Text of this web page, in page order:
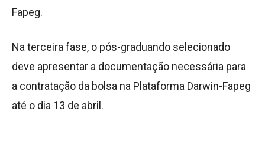
Fapeg.
Na terceira fase, o pós-graduando selecionado
deve apresentar a documentação necessária para
a contratação da bolsa na Plataforma Darwin-Fapeg
até o dia 13 de abril.